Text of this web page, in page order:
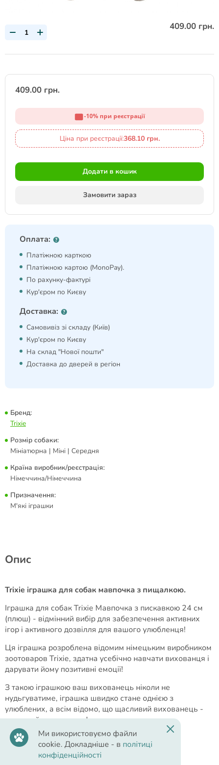
409.00 грн.
409.00 грн.
-10% при реєстрації
Ціна при реєстрації:368.10 грн.
Додати в кошик
Замовити зараз
Оплата:
Платіжною карткою
Платіжною картою (MonoPay).
По рахунку-фактурі
Кур'єром по Києву
Доставка:
Самовивіз зі складу (Київ)
Кур'єром по Києву
На склад "Нової пошти"
Доставка до дверей в регіон
Бренд:
Trixie
Розмір собаки:
Мініатюрна | Міні | Середня
Країна виробник/реєстрація:
Німеччина/Німеччина
Призначення:
М'які іграшки
Опис
Trixie іграшка для собак мавпочка з пищалкою.
Іграшка для собак Trixie Мавпочка з пискавкою 24 см
(плюш) - відмінний вибір для забезпечення активних
ігор і активного дозвілля для вашого улюбленця!
Ця іграшка розроблена відомим німецьким виробником
зоотоваров Trixie, здатна усебічно навчати вихованця і
дарувати йому позитивні емоції!
З такою іграшкою ваш вихованець ніколи не
нудьгуватиме, іграшка швидко стане однією з
улюблених, а всім відомо, що щасливий вихованець -
здоровий вихованець!
Переваги іграшки:
Зроблена з високоякісних матеріалів
Ми використовуємо файли
cookie. Докладніше - в політиці
конфіденційності